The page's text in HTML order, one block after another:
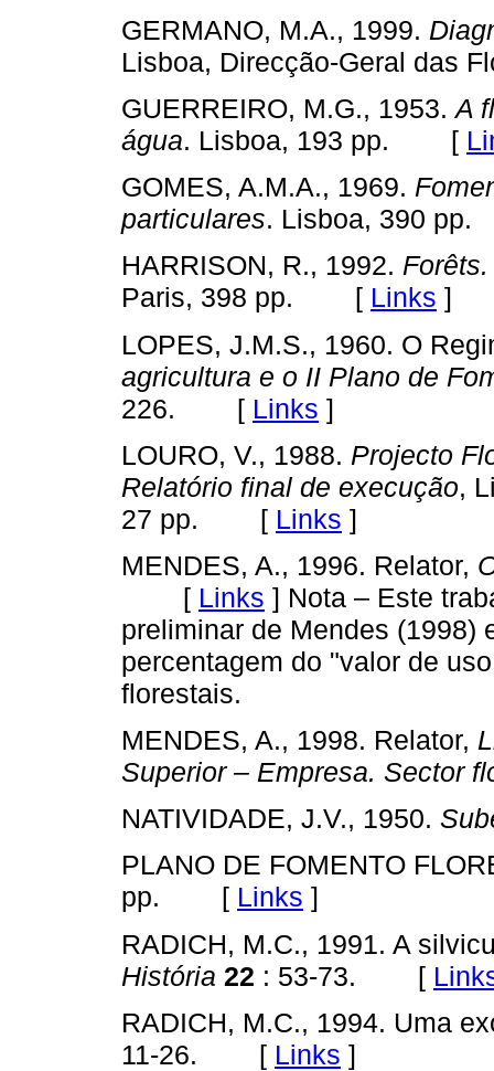
GERMANO, M.A., 1999.
Lisboa, Direcção-Geral
GUERREIRO, M.G., 1953.A
água. Lisboa, 193 pp. [
GOMES, A.M.A., 1969.
particulares. Lisboa, 390
HARRISON, R., 1992.
Paris, 398 pp. [ Links ]
LOPES, J.M.S., 1960. O
agricultura e o II Plano de
226. [ Links ]
LOURO, V., 1988. Projecto
Relatório final de execução,
27 pp. [ Links ]
MENDES, A., 1996. Relator,
[ Links ] Nota – Este
preliminar de Mendes (1998)
percentagem do "valor de
florestais.
MENDES, A., 1998. Relator,
Superior – Empresa. Sector
NATIVIDADE, J.V., 1950.
PLANO DE FOMENTO
pp. [ Links ]
RADICH, M.C., 1991. A
História 22 : 53-73. [
RADICH, M.C., 1994. Uma
11-26. [ Links ]